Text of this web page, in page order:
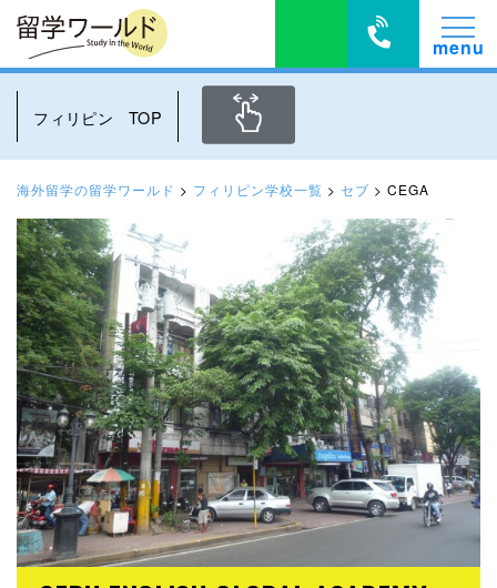
フィリピン TOP
海外留学の留学ワールド > フィリピン学校一覧 > セブ > CEGA